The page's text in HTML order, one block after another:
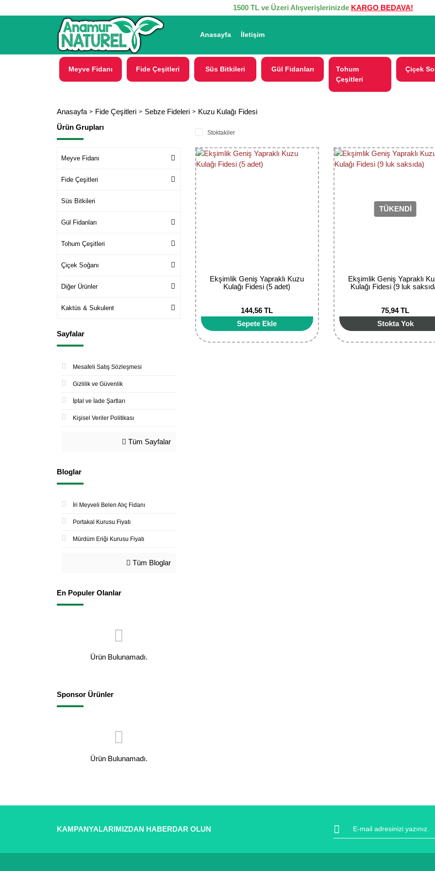
1500 TL ve Üzeri Alışverişlerinizde KARGO BEDAVA!
Anasayfa İletişim
Meyve Fidanı Fide Çeşitleri Süs Bitkileri Gül Fidanları
Tohum
Çeşitleri
Çiçek
Anasayfa Fide Çeşitleri Sebze Fideleri
Kuzu Kulağı Fidesi
Ürün Grupları
Meyve Fidanı
Fide Çeşitleri
Süs Bitkileri
Gül Fidanları
Tohum Çeşitleri
Çiçek Soğanı
Diğer Ürünler
Kaktüs & Sukulent
Sayfalar
Mesafeli Satış Sözleşmesi
Gizlilik ve Güvenlik
İptal ve İade Şartları
Kişisel Veriler Politikası
Tüm Sayfalar
Bloglar
İri Meyveli Belen Alıç Fidanı
Portakal Kurusu Fiyatı
Mürdüm Eriği Kurusu Fiyatı
Tüm Bloglar
En Populer Olanlar
Ürün Bulunamadı.
Sponsor Ürünler
Ürün Bulunamadı.
Stoktakiler
Ekşimlik Geniş Yapraklı Kuzu
Kulağı Fidesi (5 adet)
144,56 TL
Sepete Ekle
TÜKENDİ
Ekşimlik Geniş Yapraklı
Kulağı Fidesi (9 luk
75,94 TL
Stokta Yok
KAMPANYALARIMIZDAN HABERDAR OLUN